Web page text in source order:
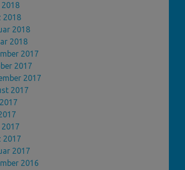
2018
2018
2018
2017
2017
2017
2017
2017
2017
2016